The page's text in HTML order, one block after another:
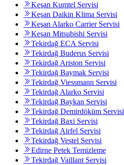
Keşan Kumtel Servisi
Keşan Daikin Klima Servisi
Keşan Alarko Carrier Servisi
Keşan Mitsubishi Servisi
Tekirdağ ECA Servisi
Tekirdağ Buderus Servisi
Tekirdağ Ariston Servisi
Tekirdağ Baymak Servisi
Tekirdağ Viessmann Servisi
Tekirdağ Alarko Servisi
Tekirdağ Baykan Servisi
Tekirdağ Demirdöküm Servisi
Tekirdağ Baxi Servisi
Tekirdağ Airfel Servisi
Tekirdağ Vestel Servisi
Edirne Petek Temizleme
Tekirdağ Vaillant Servisi